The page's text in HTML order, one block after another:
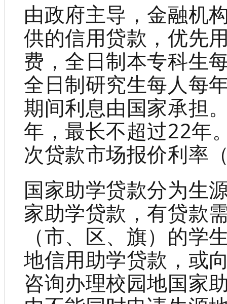
由政府主导，金融机
供的信用贷款，优先
费，全日制本专科生
全日制研究生每人每
期间利息由国家承担
年，最长不超过22年
次贷款市场报价利率
国家助学贷款分为生
家助学贷款，有贷款
（市、区、旗）的学
地信用助学贷款，或
咨询办理校园地国家